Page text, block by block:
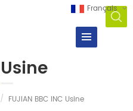
Français
Usine
/ FUJIAN BBC INC Usine